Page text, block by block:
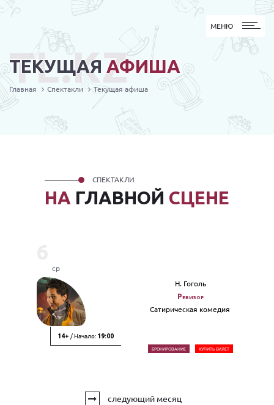
МЕНЮ
МЕНЮ
ТЕКУЩАЯ АФИША
TL.KZ
Главная Спектакли Текущая афиша
НА ГЛАВНОЙ СЦЕНЕ
СПЕКТАКЛИ
ср
14+ / Начало: 19:00
Н. Гоголь
Ревизор
Сатирическая комедия
БРОНИРОВАНИЕ КУПИТЬ БИЛЕТ
следующий месяц